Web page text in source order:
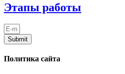
Этапы работы
Submit
Политика сайта